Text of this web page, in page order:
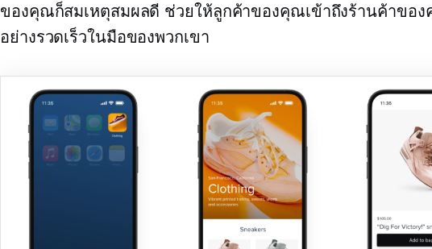
ของคุณก็สมเหตุสมผลดี ช่วยให้ลูกค้าของคุณเข้าถึงร้านค้าขอ
อย่างรวดเร็วในมือของพวกเขา